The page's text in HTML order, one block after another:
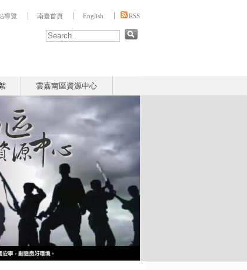
導覽 南臺首頁 English RSS
雲嘉南區資源中心